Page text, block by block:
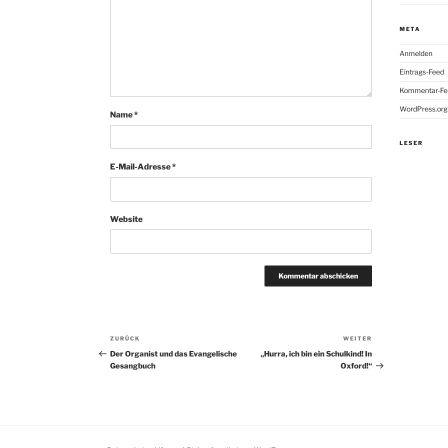
Name*
E-Mail-Adresse*
Website
Beitragsnavigation
Vorheriger
Beitrag
ZURÜCK
Der Organist und das Evangelische
Gesangbuch
Beitrag
WEITER
„Hurra, ich bin ein Schulkind! In
Oxford!“
META
Anmelden
Eintrags-Feed
Kommentar-
WordPress.org
LESER